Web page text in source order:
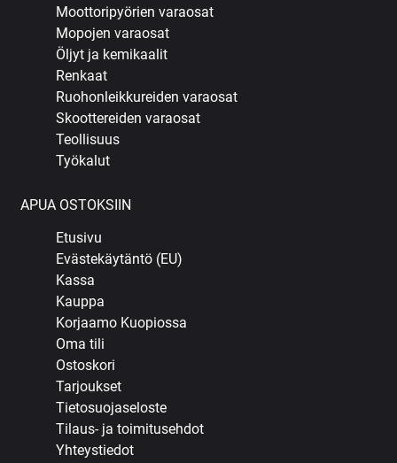
Moottoripyörien varaosat
Mopojen varaosat
Öljyt ja kemikaalit
Renkaat
Ruohonleikkureiden varaosat
Skoottereiden varaosat
Teollisuus
Työkalut
APUA OSTOKSIIN
Etusivu
Evästekäytäntö (EU)
Kassa
Kauppa
Korjaamo Kuopiossa
Oma tili
Ostoskori
Tarjoukset
Tietosuojaseloste
Tilaus- ja toimitusehdot
Yhteystiedot